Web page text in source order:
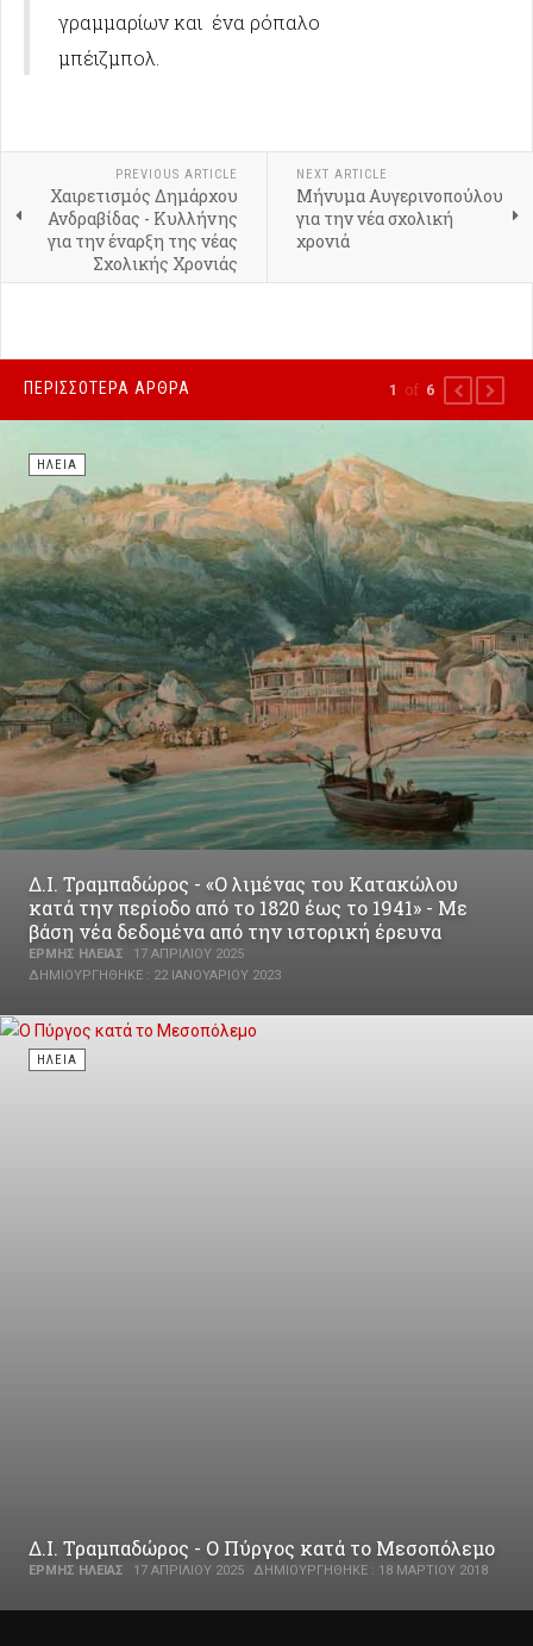
γραμμαρίων και ένα ρόπαλο
μπέιζμπολ.
PREVIOUS ARTICLE
Χαιρετισμός Δημάρχου
Ανδραβίδας - Κυλλήνης
για την έναρξη της νέας
Σχολικής Χρονιάς
NEXT ARTICLE
Μήνυμα Αυγερινοπούλου
για την νέα σχολική
χρονιά
ΠΕΡΙΣΣΌΤΕΡΑ ΆΡΘΡΑ
ΗΛΕΊΑ
Δ.Ι. Τραμπαδώρος - «Ο λιμένας του Κατακώλου
κατά την περίοδο από το 1820 έως το 1941» - Με
βάση νέα δεδομένα από την ιστορική έρευνα
ΕΡΜΉΣ ΗΛΕΊΑΣ
17 ΑΠΡΙΛΊΟΥ 2025
ΔΗΜΙΟΥΡΓΉΘΗΚΕ : 22 ΙΑΝΟΥΑΡΊΟΥ 2023
ΗΛΕΊΑ
Δ.Ι. Τραμπαδώρος - Ο Πύργος κατά το Μεσοπόλεμο
ΕΡΜΉΣ ΗΛΕΊΑΣ 17 ΑΠΡΙΛΊΟΥ 2025 ΔΗΜΙΟΥΡΓΉΘΗΚΕ : 18 ΜΑΡΤΊΟΥ 2018
1 of 6 PREVIOUS
NEXT